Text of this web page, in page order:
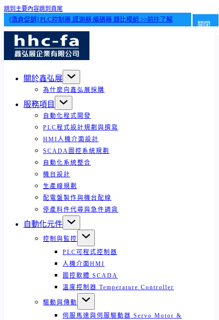
跳到主要內容跳到頁尾
[清倉促銷] PLC控制器 感測器 編碼器 類比模組 >>前往了解
關閉
關於鑫弘展
為什麼向鑫弘展採購
服務項目
自動化程式開發
PLC程式設計規劃與撰寫
HMI人機介面設計
SCADA圖控系統規劃
自動化系統整合
機台設計
生產線規劃
配電盤製作與機台配線
停產料件代尋與急件調貨
自動化元件
控制與監控
PLC可程式控制器
人機介面HMI
圖控軟體 SCADA
溫度控制器 Temperature Controller
驅動與傳動
伺服馬達與伺服驅動器 Servo Motor &